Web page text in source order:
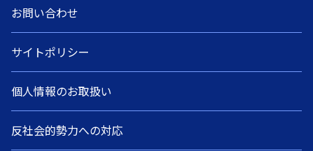
セミナー会場のご紹介
ニュースリリース
お問い合わせ
サイトポリシー
個人情報のお取扱い
反社会的勢力への対応